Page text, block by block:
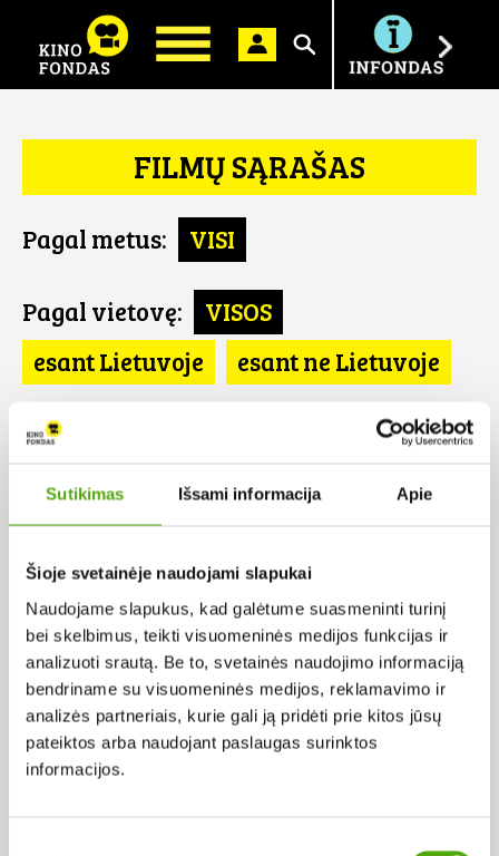
Sutikimas Išsami informacija Apie
Šioje svetainėje naudojami slapukai
Naudojame slapukus, kad galėtume suasmeninti turinį
bei skelbimus, teikti visuomeninės medijos funkcijas ir
analizuoti srautą. Be to, svetainės naudojimo informaciją
bendriname su visuomeninės medijos, reklamavimo ir
analizės partneriais, kurie gali ją pridėti prie kitos jūsų
pateiktos arba naudojant paslaugas surinktos
informacijos.
Ieškoti
FILMŲ SĄRAŠAS
Pagal metus: VISI
Pagal vietovę:
VISOS
esant Lietuvoje
esant ne Lietuvoje
Pagal šalį:
Vokietija
Pagal abėcėlę:
Rezultatų nerasta...